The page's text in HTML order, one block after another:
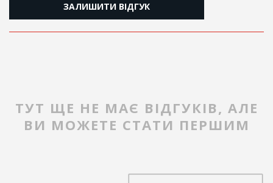
ЗАЛИШИТИ ВІДГУК
ТУТ ЩЕ НЕ МАЄ ВІДГУКІВ, АЛЕ
ВИ МОЖЕТЕ СТАТИ ПЕРШИМ